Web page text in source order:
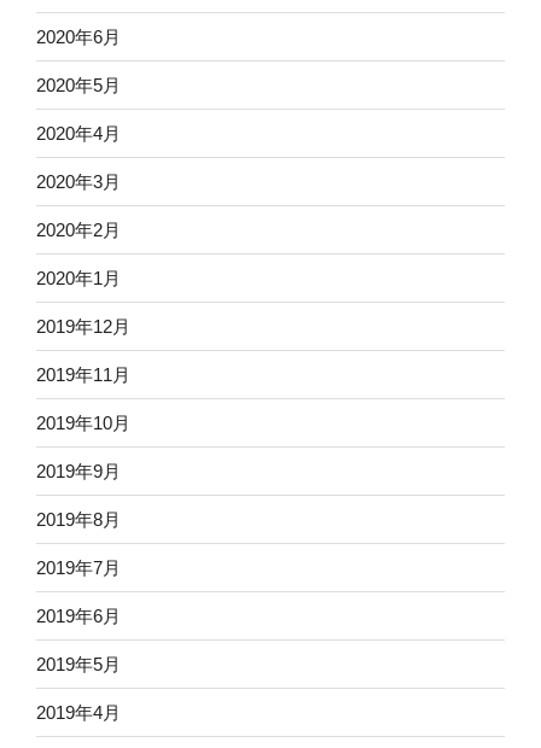
2020年6月
2020年5月
2020年4月
2020年3月
2020年2月
2020年1月
2019年12月
2019年11月
2019年10月
2019年9月
2019年8月
2019年7月
2019年6月
2019年5月
2019年4月